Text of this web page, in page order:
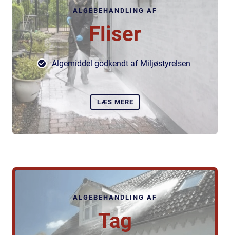
ALGEBEHANDLING AF
Fliser
Algemiddel godkendt af Miljøstyrelsen
LÆS MERE
ALGEBEHANDLING AF
Tag